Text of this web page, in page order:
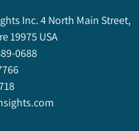
Inc. 4 North Main Street,
19975 USA
0688